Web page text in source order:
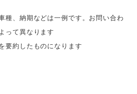
種、納期などは一例です。お問い合わ
って異なります
要約したものになります